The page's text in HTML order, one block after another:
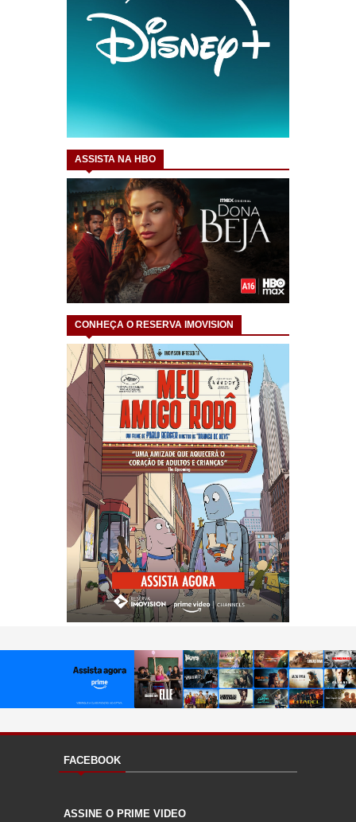
ASSISTA NA HBO
CONHEÇA O RESERVA IMOVISION
FACEBOOK
ASSINE O PRIME VIDEO